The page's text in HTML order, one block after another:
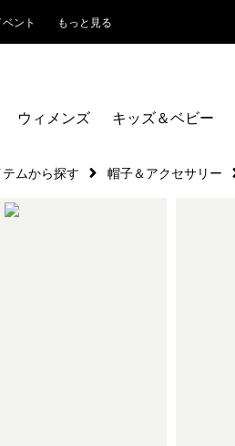
ベント もっと見る
ウィメンズ キッズ＆ベビー
テムから探す 帽子＆アクセサリー